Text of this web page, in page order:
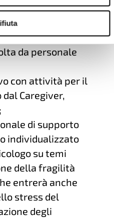
al familiare
(supporto
da personale
con attività per il
Caregiver,
di supporto
individualizzato
su temi
della fragilità
entrerà anche
stress del
degli